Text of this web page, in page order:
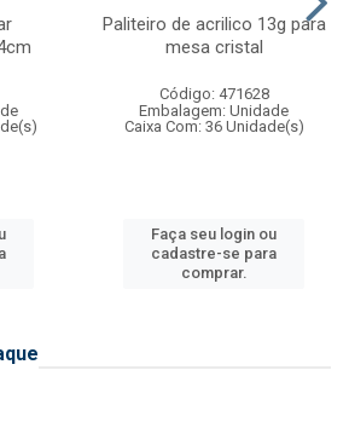
Paliteiro de acrilico 13g para
mesa cristal
Código: 471628
Embalagem: Unidade
Caixa Com: 36 Unidade(s)
Faça seu login ou
cadastre-se para
comprar.